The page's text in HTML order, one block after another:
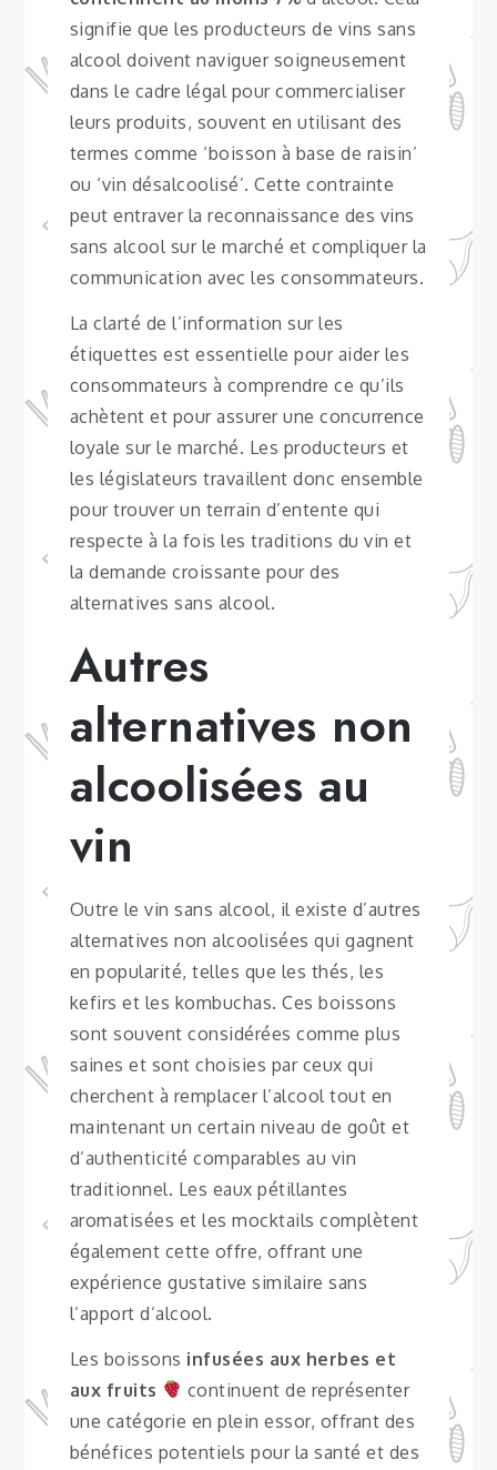
signifie que les producteurs de vins sans
alcool doivent naviguer soigneusement
dans le cadre légal pour commercialiser
leurs produits, souvent en utilisant des
termes comme ‘boisson à base de raisin’
ou ‘vin désalcoolisé’. Cette contrainte
peut entraver la reconnaissance des vins
sans alcool sur le marché et compliquer la
communication avec les consommateurs.
La clarté de l’information sur les
étiquettes est essentielle pour aider les
consommateurs à comprendre ce qu’ils
achètent et pour assurer une concurrence
loyale sur le marché. Les producteurs et
les législateurs travaillent donc ensemble
pour trouver un terrain d’entente qui
respecte à la fois les traditions du vin et
la demande croissante pour des
alternatives sans alcool.
Autres
alternatives non
alcoolisées au
vin
Outre le vin sans alcool, il existe d’autres
alternatives non alcoolisées qui gagnent
en popularité, telles que les thés, les
kefirs et les kombuchas. Ces boissons
sont souvent considérées comme plus
saines et sont choisies par ceux qui
cherchent à remplacer l’alcool tout en
maintenant un certain niveau de goût et
d’authenticité comparables au vin
traditionnel. Les eaux pétillantes
aromatisées et les mocktails complètent
également cette offre, offrant une
expérience gustative similaire sans
l’apport d’alcool.
Les boissons infusées aux herbes et
aux fruits
continuent de représenter
une catégorie en plein essor, offrant des
bénéfices potentiels pour la santé et des